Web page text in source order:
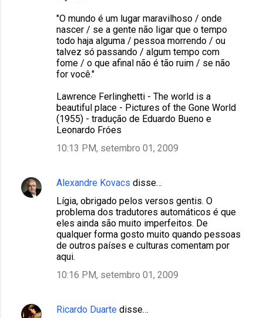
"O mundo é um lugar maravilhoso / onde
nascer / se a gente não ligar que o tempo
todo haja alguma / pessoa morrendo / ou
talvez só passando / algum tempo com
fome / o que afinal não é tão ruim / se não
for você."
Lawrence Ferlinghetti - The world is a
beautiful place - Pictures of the Gone World
(1955) - tradução de Eduardo Bueno e
Leonardo Fróes
10:13 PM, setembro 01, 2009
Alexandre Kovacs disse…
Lígia, obrigado pelos versos gentis. O
problema dos tradutores automáticos é que
eles ainda são muito imperfeitos. De
qualquer forma gosto muito quando pessoas
de outros países e culturas comentam por
aqui.
10:16 PM, setembro 01, 2009
Ricardo Duarte disse…